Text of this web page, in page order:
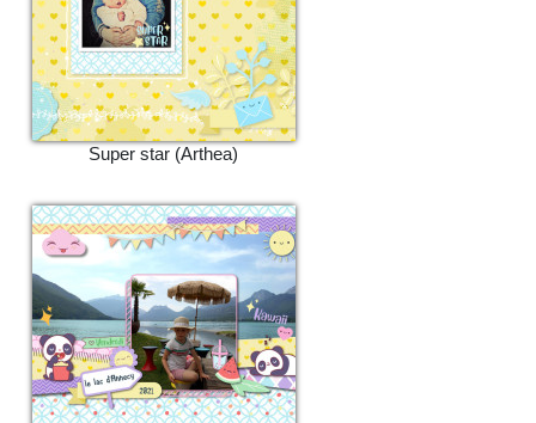
Super star (Arthea)